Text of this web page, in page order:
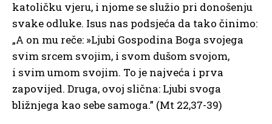
katoličku vjeru, i njome se služio pri donošenju
svake odluke. Isus nas podsjeća da tako činimo:
„A on mu reče: »Ljubi Gospodina Boga svojega
svim srcem svojim, i svom dušom svojom,
i svim umom svojim. To je najveća i prva
zapovijed. Druga, ovoj slična: Ljubi svoga
bližnjega kao sebe samoga.” (Mt 22,37-39)